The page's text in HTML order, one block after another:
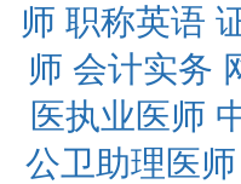
师 职称英语
师 会计实务
医执业医师
公卫助理医师